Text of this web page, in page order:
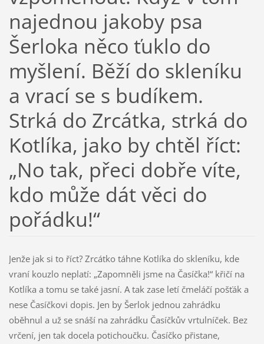
najednou jakoby psa
Šerloka něco ťuklo do
myšlení. Běží do skleníku
a vrací se s budíkem.
Strká do Zrcátka, strká do
Kotlíka, jako by chtěl říct:
„No tak, přeci dobře víte,
kdo může dát věci do
pořádku!“
Jenže jak si to říct? Zrcátko táhne Kotlíka do skleníku, kde
vraní kouzlo neplatí: „Zapomněli jsme na Časíčka!“ křičí na
Kotlíka a tomu se také jasní. A tak zase letí čmeláčí pošťák a
nese Časíčkovi dopis. Jen by Šerlok jednou zahrádku
oběhnul a už se snáší na zahrádku Časíčkův vrtulníček. Bez
vrčení, jen tak docela potichoučku. Časíčko přistane,